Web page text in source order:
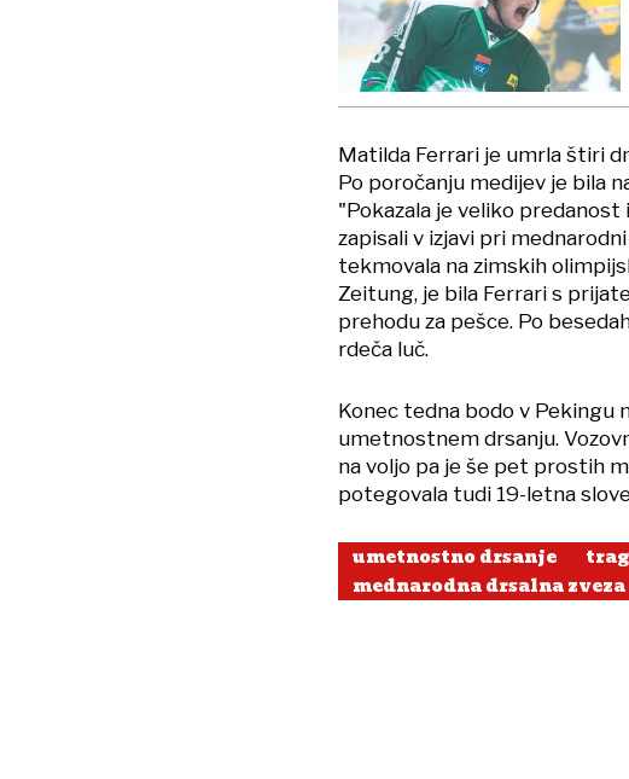
Matilda Ferrari je umrla štiri
Po poročanju medijev je bila
"Pokazala je veliko
zapisali v izjavi pri
tekmovala na zimskih
Zeitung, je bila Ferrari s
prehodu za pešce. Po
rdeča luč.
Konec tedna bodo v Pekingu
umetnostnem drsanju.
na voljo pa je še pet prostih
potegovala tudi 19-letna
umetnostno drsanje
mednarodna drsalna zveza